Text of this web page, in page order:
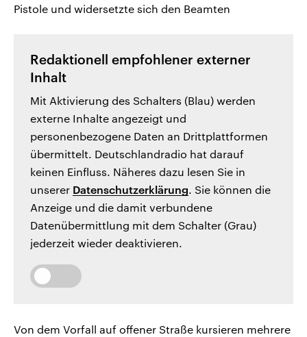
Pistole und widersetzte sich den Beamten
Redaktionell empfohlener externer
Inhalt
Mit Aktivierung des Schalters (Blau) werden
externe Inhalte angezeigt und
personenbezogene Daten an Drittplattformen
übermittelt. Deutschlandradio hat darauf
keinen Einfluss. Näheres dazu lesen Sie in
unserer Datenschutzerklärung. Sie können die
Anzeige und die damit verbundene
Datenübermittlung mit dem Schalter (Grau)
jederzeit wieder deaktivieren.
Von dem Vorfall auf offener Straße kursieren mehrere